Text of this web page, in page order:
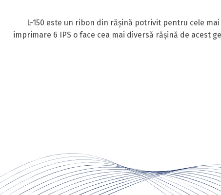
L-150 este un ribon din rășină potrivit pentru cele
imprimare 6 IPS o face cea mai diversă rășină de acest